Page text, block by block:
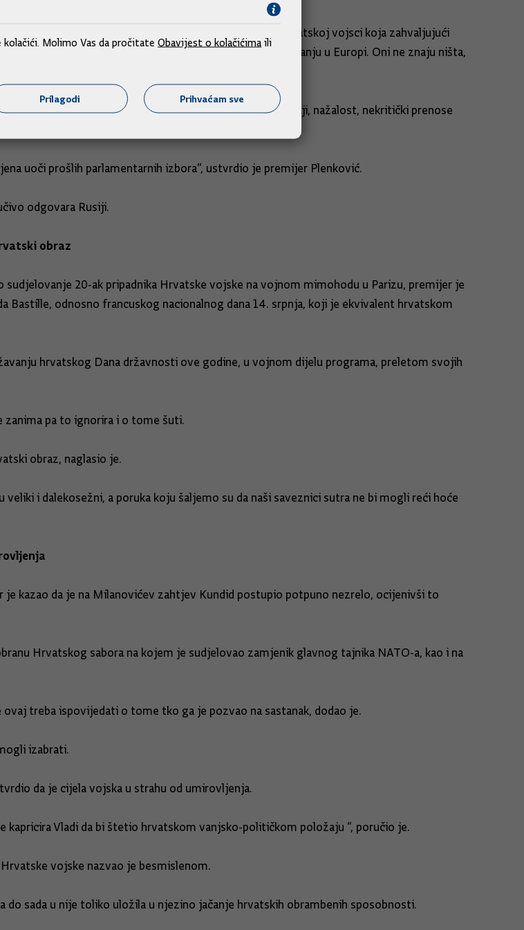
to što on ne zna i tamo ne sudjeluje. Problem je Hrvatskoj vojsci koja zahvaljujući
se zbiva u najvažnijem sigurnosnom obrambenom pitanju u Europi. Oni ne znaju ništa,
ni na koji način ne štiti hrvatske interese.
u eter o odlasku hrvatskih vojnika u Ukrajinu, koju mediji, nažalost, nekritički prenose
uoči prošlih parlamentarnih izbora“, ustvrdio je premijer Plenković.
odgovara Rusiji.
obraz
20-ak pripadnika Hrvatske vojske na vojnom mimohodu u Parizu, premijer je
odnosno francuskog nacionalnog dana 14. srpnja, koji je ekvivalent hrvatskom
hrvatskog Dana državnosti ove godine, u vojnom dijelu programa, preletom svojih
pa to ignorira i o tome šuti.
obraz, naglasio je.
i dalekosežni, a poruka koju šaljemo su da naši saveznici sutra ne bi mogli reći hoće
kazao da je na Milanovićev zahtjev Kundid postupio potpuno nezrelo, ocijenivši to
Hrvatskog sabora na kojem je sudjelovao zamjenik glavnog tajnika NATO-a, kao i na
treba ispovijedati o tome tko ga je pozvao na sastanak, dodao je.
izabrati.
da je cijela vojska u strahu od umirovljenja.
Vladi da bi štetio hrvatskom vanjsko-političkom položaju “, poručio je.
vojske nazvao je besmislenom.
do sada u nije toliko uložila u njezino jačanje hrvatskih obrambenih sposobnosti.
Molimo Vas da pročitate Obavijest o kolačićima ili
Prilagodi Prihvaćam sve